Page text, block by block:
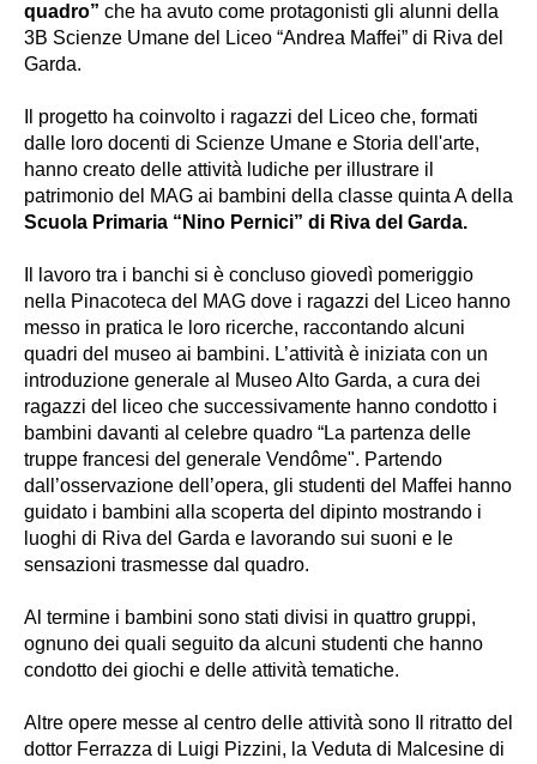
quadro” che ha avuto come protagonisti gli alunni della
3B Scienze Umane del Liceo “Andrea Maffei” di Riva del
Garda.
Il progetto ha coinvolto i ragazzi del Liceo che, formati
dalle loro docenti di Scienze Umane e Storia dell'arte,
hanno creato delle attività ludiche per illustrare il
patrimonio del MAG ai bambini della classe quinta A della
Scuola Primaria “Nino Pernici” di Riva del Garda.
Il lavoro tra i banchi si è concluso giovedì pomeriggio
nella Pinacoteca del MAG dove i ragazzi del Liceo hanno
messo in pratica le loro ricerche, raccontando alcuni
quadri del museo ai bambini. L’attività è iniziata con un
introduzione generale al Museo Alto Garda, a cura dei
ragazzi del liceo che successivamente hanno condotto i
bambini davanti al celebre quadro “La partenza delle
truppe francesi del generale Vendôme". Partendo
dall’osservazione dell’opera, gli studenti del Maffei hanno
guidato i bambini alla scoperta del dipinto mostrando i
luoghi di Riva del Garda e lavorando sui suoni e le
sensazioni trasmesse dal quadro.
Al termine i bambini sono stati divisi in quattro gruppi,
ognuno dei quali seguito da alcuni studenti che hanno
condotto dei giochi e delle attività tematiche.
Altre opere messe al centro delle attività sono Il ritratto del
dottor Ferrazza di Luigi Pizzini, la Veduta di Malcesine di